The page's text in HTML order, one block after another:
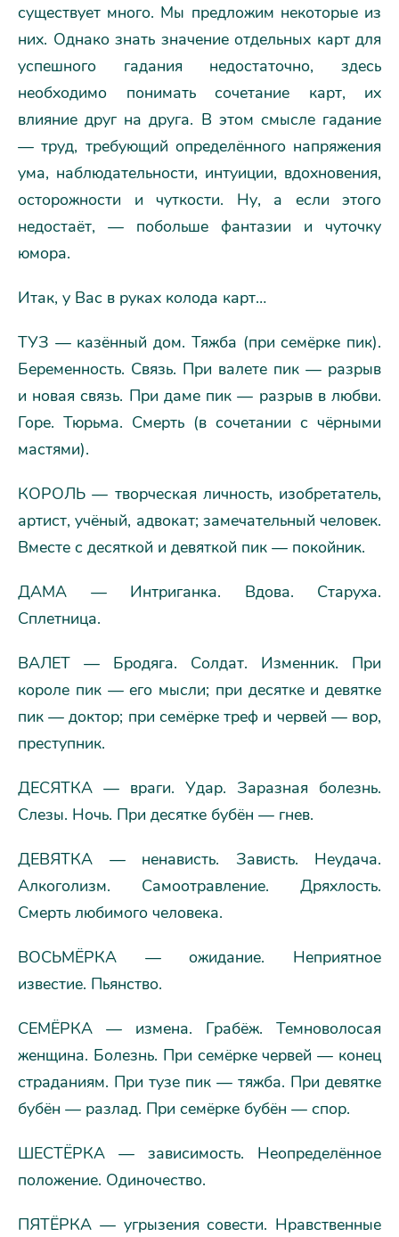
существует много. Мы предложим некоторые из
них. Однако знать значение отдельных карт для
успешного гадания недостаточно, здесь
необходимо понимать сочетание карт, их
влияние друг на друга. В этом смысле гадание
— труд, требующий определённого напряжения
ума, наблюдательности, интуиции, вдохновения,
осторожности и чуткости. Ну, а если этого
недостаёт, — побольше фантазии и чуточку
юмора.
Итак, у Вас в руках колода карт…
ТУЗ — казённый дом. Тяжба (при семёрке пик).
Беременность. Связь. При валете пик — разрыв
и новая связь. При даме пик — разрыв в любви.
Горе. Тюрьма. Смерть (в сочетании с чёрными
мастями).
КОРОЛЬ — творческая личность, изобретатель,
артист, учёный, адвокат; замечательный человек.
Вместе с десяткой и девяткой пик — покойник.
ДАМА — Интриганка. Вдова. Старуха.
Сплетница.
ВАЛЕТ — Бродяга. Солдат. Изменник. При
короле пик — его мысли; при десятке и девятке
пик — доктор; при семёрке треф и червей — вор,
преступник.
ДЕСЯТКА — враги. Удар. Заразная болезнь.
Слезы. Ночь. При десятке бубён — гнев.
ДЕВЯТКА — ненависть. Зависть. Неудача.
Алкоголизм. Самоотравление. Дряхлость.
Смерть любимого человека.
ВОСЬМЁРКА — ожидание. Неприятное
известие. Пьянство.
СЕМЁРКА — измена. Грабёж. Темноволосая
женщина. Болезнь. При семёрке червей — конец
страданиям. При тузе пик — тяжба. При девятке
бубён — разлад. При семёрке бубён — спор.
ШЕСТЁРКА — зависимость. Неопределённое
положение. Одиночество.
ПЯТЁРКА — угрызения совести. Нравственные